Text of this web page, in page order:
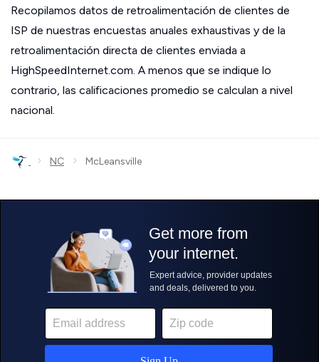
Recopilamos datos de retroalimentación de clientes de
ISP de nuestras encuestas anuales exhaustivas y de la
retroalimentación directa de clientes enviada a
HighSpeedInternet.com. A menos que se indique lo
contrario, las calificaciones promedio se calculan a nivel
nacional.
› NC › McLeansville